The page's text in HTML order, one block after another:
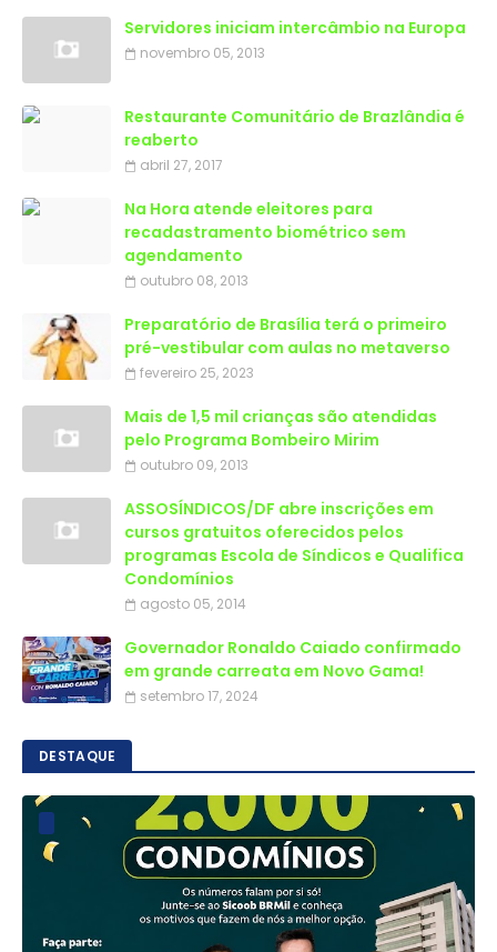
Servidores iniciam intercâmbio na Europa
novembro 05, 2013
Restaurante Comunitário de Brazlândia é
reaberto
abril 27, 2017
Na Hora atende eleitores para
recadastramento biométrico sem
agendamento
outubro 08, 2013
Preparatório de Brasília terá o primeiro
pré-vestibular com aulas no metaverso
fevereiro 25, 2023
Mais de 1,5 mil crianças são atendidas
outubro 09, 2013
ASSOSÍNDICOS/DF abre inscrições em
cursos gratuitos oferecidos pelos
programas Escola de Síndicos e Qualifica
Condomínios
agosto 05, 2014
Governador Ronaldo Caiado confirmado
em grande carreata em Novo Gama!
setembro 17, 2024
DESTAQUE